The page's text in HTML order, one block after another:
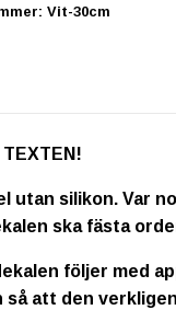
Vit-30cm
utan silikon. Var
ska fästa
följer med
så att den